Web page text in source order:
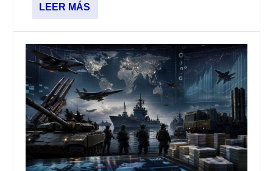
LEER MÁS